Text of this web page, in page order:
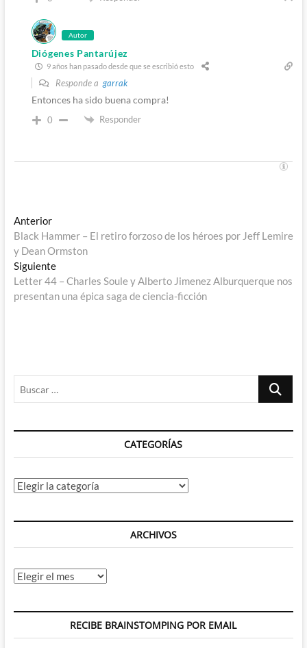
Autor
Diógenes Pantarújez
9 años han pasado desde que se escribió esto
Responde a garrak
Entonces ha sido buena compra!
0 Responder
Navegación
de
entradas
AnteriorEntrada
anterior:
Black Hammer – El retiro forzoso de los héroes por Jeff Lemire
y Dean Ormston
SiguienteEntrada
siguiente:
Letter 44 – Charles Soule y Alberto Jimenez Alburquerque nos
presentan una épica saga de ciencia-ficción
Buscar
CATEGORÍAS
Categorías
ARCHIVOS
Archivos
RECIBE BRAINSTOMPING POR EMAIL